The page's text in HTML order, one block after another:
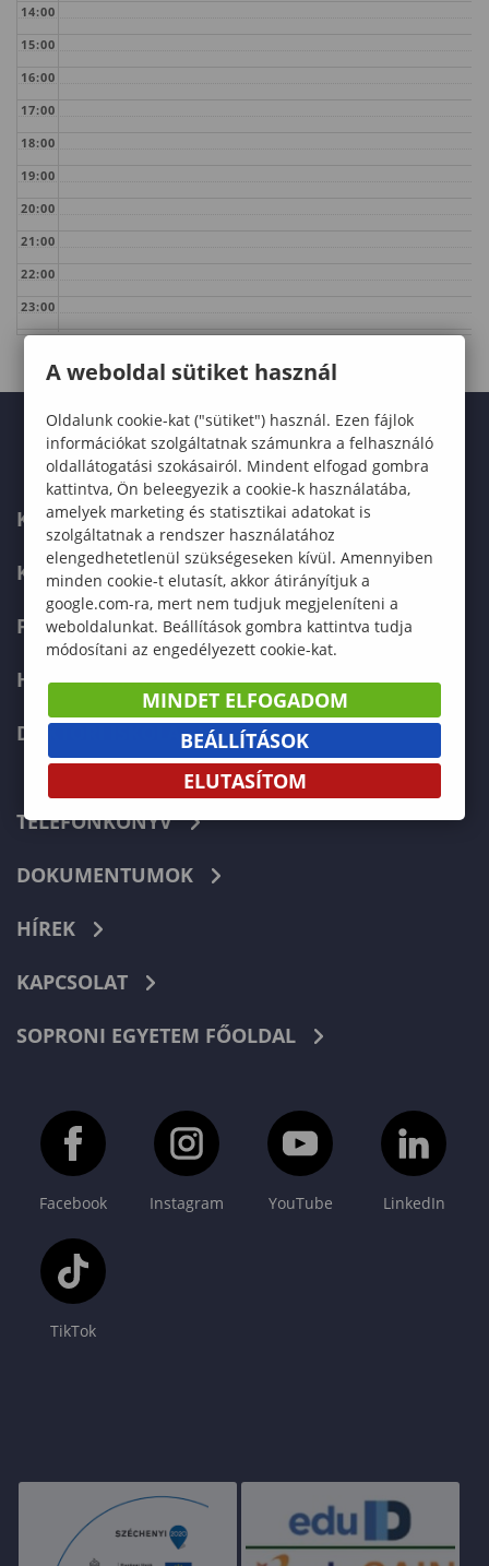
14:00
15:00
16:00
17:00
18:00
19:00
20:00
21:00
22:00
23:00
KARUNK
KÉPZÉSEK
FELVÉTELIZŐKNEK
HALLGATÓKNAK
DOKTORI ISKOLA
TELEFONKÖNYV
DOKUMENTUMOK
HÍREK
KAPCSOLAT
SOPRONI EGYETEM FŐOLDAL
Facebook Instagram YouTube LinkedIn
TikTok
A weboldal sütiket használ
Oldalunk cookie-kat ("sütiket") használ. Ezen fájlok
információkat szolgáltatnak számunkra a felhasználó
oldallátogatási szokásairól. Mindent elfogad gombra
kattintva, Ön beleegyezik a cookie-k használatába,
amelyek marketing és statisztikai adatokat is
szolgáltatnak a rendszer használatához
elengedhetetlenül szükségeseken kívül. Amennyiben
minden cookie-t elutasít, akkor átirányítjuk a
google.com-ra, mert nem tudjuk megjeleníteni a
weboldalunkat. Beállítások gombra kattintva tudja
módosítani az engedélyezett cookie-kat.
MINDET ELFOGADOM
BEÁLLÍTÁSOK
ELUTASÍTOM